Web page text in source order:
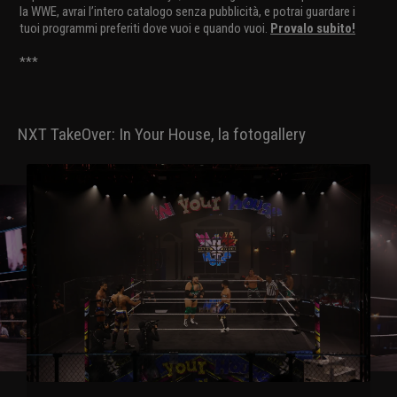
la WWE, avrai l’intero catalogo senza pubblicità, e potrai guardare i
tuoi programmi preferiti dove vuoi e quando vuoi. Provalo subito!
***
NXT TakeOver: In Your House, la fotogallery